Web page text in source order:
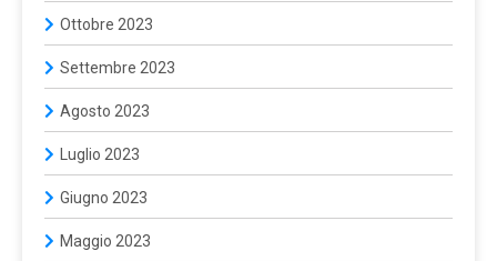
Ottobre 2023
Settembre 2023
Agosto 2023
Luglio 2023
Giugno 2023
Maggio 2023